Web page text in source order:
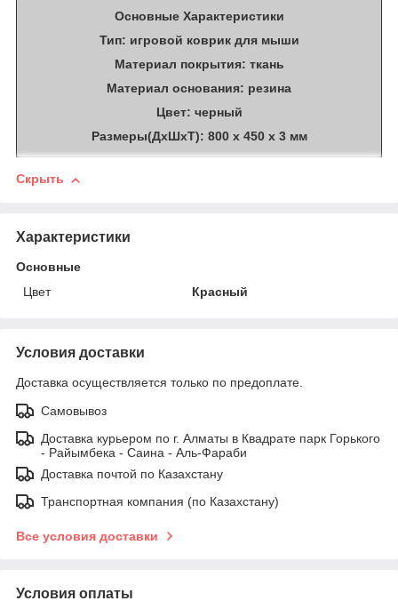
Основные Характеристики
Тип: игровой коврик для мыши
Материал покрытия: ткань
Материал основания: резина
Цвет: черный
Размеры(ДхШхТ): 800 х 450 х 3 мм
Скрыть
Характеристики
Основные
Цвет
Красный
Условия доставки
Доставка осуществляется только по предоплате.
Самовывоз
Доставка курьером по г. Алматы в Квадрате парк Горького
- Райымбека - Саина - Аль-Фараби
Доставка почтой по Казахстану
Транспортная компания (по Казахстану)
Все условия доставки
Условия оплаты